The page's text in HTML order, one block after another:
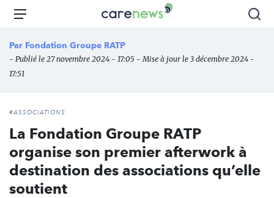
Aller
principal
Carenews,
média
des
Menu
Par Fondation Groupe RATP
- Publié le 27 novembre 2024 - 17:05 - Mise à jour le 3 décembre 2024 -
17:51
#ASSOCIATIONS
La Fondation Groupe RATP
organise son premier afterwork à
destination des associations qu’elle
soutient